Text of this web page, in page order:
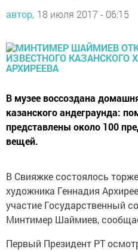
автор, 18 июля 2017 - 06:15
В музее воссоздана
казанского андеграунда:
представлены около 100
вещей.
В Свияжке состоялось
художника Геннадия
участие Государственный
Минтимер Шаймиев,
Первый Президент РТ